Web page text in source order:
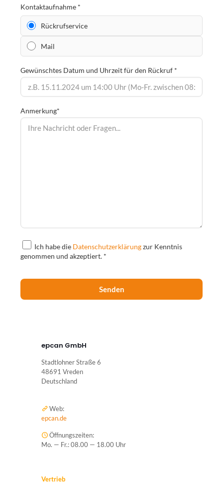
Kontaktaufnahme *
Rückrufservice
Mail
Gewünschtes Datum und Uhrzeit für den Rückruf *
Anmerkung*
Ich habe die Datenschutzerklärungzur Kenntnis
genommen und akzeptiert. *
epcan GmbH
Stadtlohner Straße 6
48691 Vreden
Deutschland
Web:
epcan.de
Öffnungszeiten:
Mo. — Fr.: 08.00 — 18.00 Uhr
Vertrieb